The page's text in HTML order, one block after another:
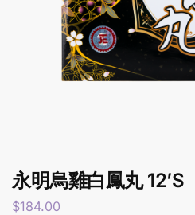
永明烏雞白鳳丸 12’S
$184.00